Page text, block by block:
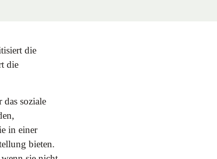
die
die
das soziale
in einer
bieten.